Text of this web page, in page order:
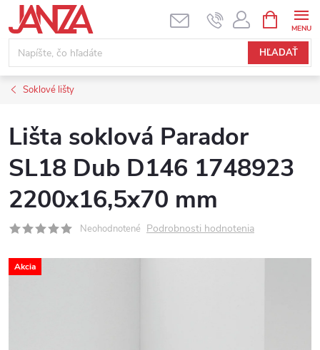
Prejsť na obsah
HĽADAŤ
Soklové lišty
Lišta soklová Parador
SL18 Dub D146 1748923
2200x16,5x70 mm
Neohodnotené Podrobnosti hodnotenia
Akcia